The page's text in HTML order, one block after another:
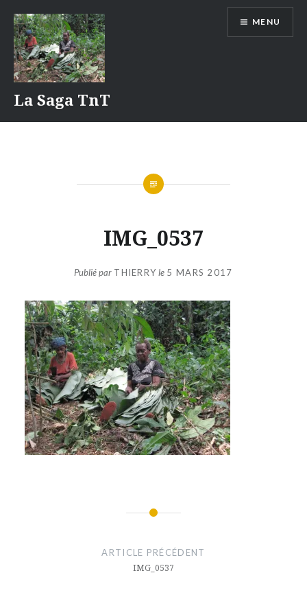
contenu
La Saga TnT
MENU
IMG_0537
Publié par THIERRYle 5 MARS 2017
ARTICLE PRÉCÉDENT
IMG_0537